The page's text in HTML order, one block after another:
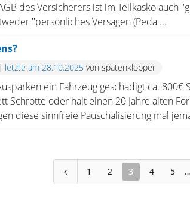
des Versicherers ist im Teilkasko auch
''persönliches Versagen (Peda ...
| letzte am 28.10.2025 von spatenklopper
ein Fahrzeug geschädigt ca. 800€
Schrotte oder halt einen 20 Jahre alten
diese sinnfreie Pauschalisierung mal
1 2 3 4 5